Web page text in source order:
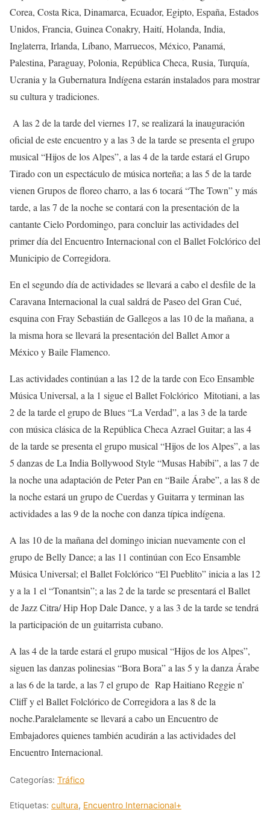
Corea, Costa Rica, Dinamarca, Ecuador, Egipto, España, Estados
Unidos, Francia, Guinea Conakry, Haití, Holanda, India,
Inglaterra, Irlanda, Líbano, Marruecos, México, Panamá,
Palestina, Paraguay, Polonia, República Checa, Rusia, Turquía,
Ucrania y la Gubernatura Indígena estarán instalados para mostrar
su cultura y tradiciones.
A las 2 de la tarde del viernes 17, se realizará la inauguración
oficial de este encuentro y a las 3 de la tarde se presenta el grupo
musical “Hijos de los Alpes”, a las 4 de la tarde estará el Grupo
Tirado con un espectáculo de música norteña; a las 5 de la tarde
vienen Grupos de floreo charro, a las 6 tocará “The Town” y más
tarde, a las 7 de la noche se contará con la presentación de la
cantante Cielo Pordomingo, para concluir las actividades del
primer día del Encuentro Internacional con el Ballet Folclórico del
Municipio de Corregidora.
En el segundo día de actividades se llevará a cabo el desfile de la
Caravana Internacional la cual saldrá de Paseo del Gran Cué,
esquina con Fray Sebastián de Gallegos a las 10 de la mañana, a
la misma hora se llevará la presentación del Ballet Amor a
México y Baile Flamenco.
Las actividades continúan a las 12 de la tarde con Eco Ensamble
Música Universal, a la 1 sigue el Ballet Folclórico Mitotiani, a las
2 de la tarde el grupo de Blues “La Verdad”, a las 3 de la tarde
con música clásica de la República Checa Azrael Guitar; a las 4
de la tarde se presenta el grupo musical “Hijos de los Alpes”, a las
5 danzas de La India Bollywood Style “Musas Habibi”, a las 7 de
la noche una adaptación de Peter Pan en “Baile Árabe”, a las 8 de
la noche estará un grupo de Cuerdas y Guitarra y terminan las
actividades a las 9 de la noche con danza típica indígena.
A las 10 de la mañana del domingo inician nuevamente con el
grupo de Belly Dance; a las 11 continúan con Eco Ensamble
Música Universal; el Ballet Folclórico “El Pueblito” inicia a las 12
y a la 1 el “Tonantsin”; a las 2 de la tarde se presentará el Ballet
de Jazz Citra/ Hip Hop Dale Dance, y a las 3 de la tarde se tendrá
la participación de un guitarrista cubano.
A las 4 de la tarde estará el grupo musical “Hijos de los Alpes”,
siguen las danzas polinesias “Bora Bora” a las 5 y la danza Árabe
a las 6 de la tarde, a las 7 el grupo de Rap Haitiano Reggie n’
Cliff y el Ballet Folclórico de Corregidora a las 8 de la
noche.Paralelamente se llevará a cabo un Encuentro de
Embajadores quienes también acudirán a las actividades del
Encuentro Internacional.
Categorías: Tráfico
Etiquetas: cultura, Encuentro Internacional+